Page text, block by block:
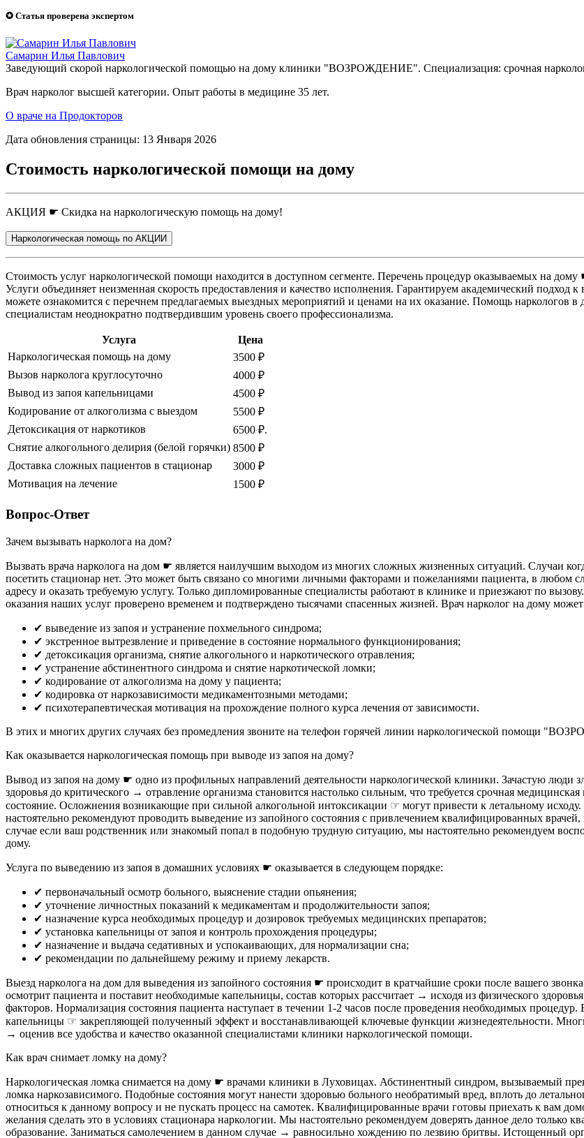
✪ Статья проверена экспертом
Самарин Илья Павлович
Заведующий скорой наркологической помощью на дому клиники "ВОЗРОЖДЕНИЕ". Специализация: срочная
Врач нарколог высшей категории. Опыт работы в медицине 35 лет.
О враче на Продокторов
Дата обновления страницы: 13 Января 2026
Стоимость наркологической помощи на дому
АКЦИЯ ☛ Скидка на наркологическую помощь на дому!
Наркологическая помощь по АКЦИИ
Стоимость услуг наркологической помощи находится в доступном сегменте. Перечень процедур оказываемых на
Услуги объединяет неизменная скорость предоставления и качество исполнения. Гарантируем академический
можете ознакомится с перечнем предлагаемых выездных мероприятий и ценами на их оказание. Помощь наркологов
специалистам неоднократно подтвердившим уровень своего профессионализма.
Услуга
Цена
Наркологическая помощь на дому
3500 ₽
Вызов нарколога круглосуточно
4000 ₽
Вывод из запоя капельницами
4500 ₽
Кодирование от алкоголизма с выездом
5500 ₽
Детоксикация от наркотиков
6500 ₽.
Снятие алкогольного делирия (белой горячки) 8500 ₽
Доставка сложных пациентов в стационар
3000 ₽
Мотивация на лечение
1500 ₽
Вопрос-Ответ
Зачем вызывать нарколога на дом?
Вызвать врача нарколога на дом ☛ является наилучшим выходом из многих сложных жизненных ситуаций. Случаи
посетить стационар нет. Это может быть связано со многими личными факторами и пожеланиями пациента, в любом
адресу и оказать требуемую услугу. Только дипломированные специалисты работают в клинике и приезжают по
оказания наших услуг проверено временем и подтверждено тысячами спасенных жизней. Врач нарколог на дому
✔︎ выведение из запоя и устранение похмельного синдрома;
✔︎ экстренное вытрезвление и приведение в состояние нормального функционирования;
✔︎ детоксикация организма, снятие алкогольного и наркотического отравления;
✔︎ устранение абстинентного синдрома и снятие наркотической ломки;
✔︎ кодирование от алкоголизма на дому у пациента;
✔︎ кодировка от наркозависимости медикаментозными методами;
✔︎ психотерапевтическая мотивация на прохождение полного курса лечения от зависимости.
В этих и многих других случаях без промедления звоните на телефон горячей линии наркологической помощи
Как оказывается наркологическая помощь при выводе из запоя на дому?
Вывод из запоя на дому ☛ одно из профильных направлений деятельности наркологической клиники. Зачастую люди
здоровья до критического → отравление организма становится настолько сильным, что требуется срочная
состояние. Осложнения возникающие при сильной алкогольной интоксикации ☞ могут привести к летальному
настоятельно рекомендуют проводить выведение из запойного состояния с привлечением квалифицированных
случае если ваш родственник или знакомый попал в подобную трудную ситуацию, мы настоятельно рекомендуем
дому.
Услуга по выведению из запоя в домашних условиях ☛ оказывается в следующем порядке:
✔︎ первоначальный осмотр больного, выяснение стадии опьянения;
✔︎ уточнение личностных показаний к медикаментам и продолжительности запоя;
✔︎ назначение курса необходимых процедур и дозировок требуемых медицинских препаратов;
✔︎ установка капельницы от запоя и контроль прохождения процедуры;
✔︎ назначение и выдача седативных и успокаивающих, для нормализации сна;
✔︎ рекомендации по дальнейшему режиму и приему лекарств.
Выезд нарколога на дом для выведения из запойного состояния ☛ происходит в кратчайшие сроки после вашего
осмотрит пациента и поставит необходимые капельницы, состав которых рассчитает → исходя из физического
факторов. Нормализация состояния пациента наступает в течении 1-2 часов после проведения необходимых
капельницы ☞ закрепляющей полученный эффект и восстанавливающей ключевые функции жизнедеятельности.
→ оценив все удобства и качество оказанной специалистами клиники наркологической помощи.
Как врач снимает ломку на дому?
Наркологическая ломка снимается на дому ☛ врачами клиники в Луховицах. Абстинентный синдром, вызываемый
ломка наркозависимого. Подобные состояния могут нанести здоровью больного необратимый вред, вплоть до
относиться к данному вопросу и не пускать процесс на самотек. Квалифицированные врачи готовы приехать к вам
желания сделать это в условиях стационара наркологии. Мы настоятельно рекомендуем доверять данное дело
образование. Заниматься самолечением в данном случае → равносильно хождению по лезвию бритвы. Истощенный